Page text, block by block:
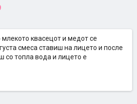
квасецот и медот се
смеса ставиш на лицето и после
со топла вода и лицето е